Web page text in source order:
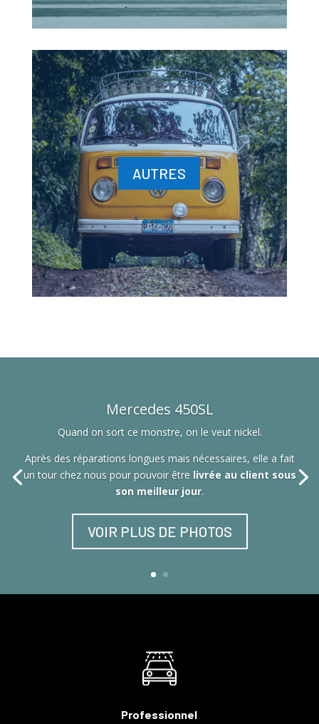
AUTRES
Mercedes 450SL
Quand on sort ce monstre, on le veut nickel.
Après des réparations longues mais nécessaires, elle a fait
un tour chez nous pour pouvoir être livrée au client sous
son meilleur jour.
VOIR PLUS DE PHOTOS
Professionnel